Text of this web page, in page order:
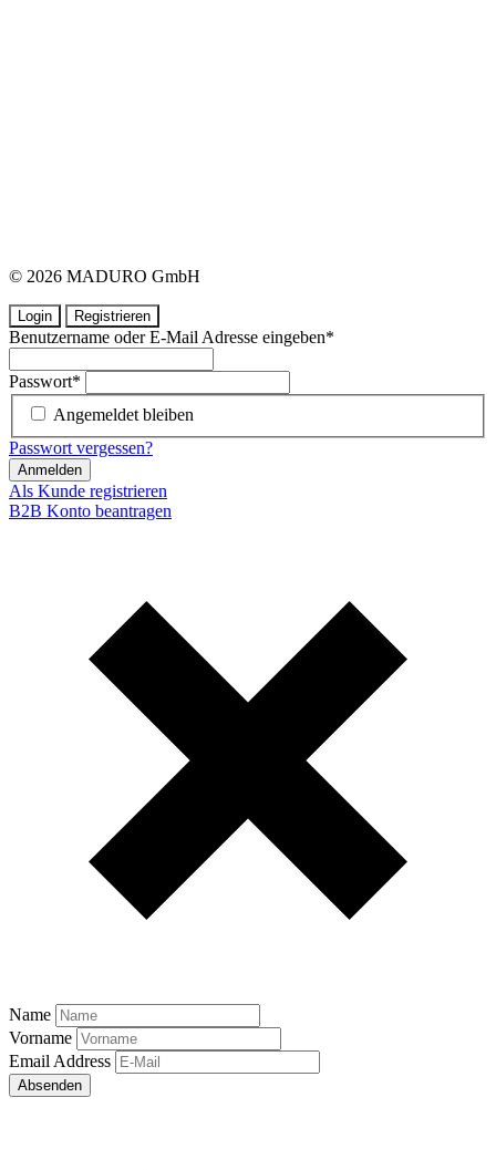
© 2026 MADURO GmbH
Login Registrieren
Benutzername oder E-Mail Adresse eingeben*
Passwort*
Angemeldet bleiben
Passwort vergessen?
Anmelden
Als Kunde registrieren
B2B Konto beantragen
Name
Vorname
Email Address